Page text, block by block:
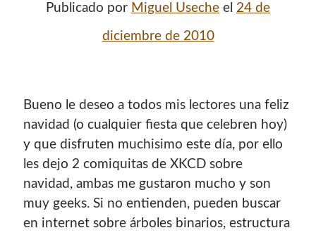
Publicado por Miguel Useche el 24 de
diciembre de 2010
Bueno le deseo a todos mis lectores una feliz
navidad (o cualquier fiesta que celebren hoy)
y que disfruten muchisimo este día, por ello
les dejo 2 comiquitas de XKCD sobre
navidad, ambas me gustaron mucho y son
muy geeks. Si no entienden, pueden buscar
en internet sobre árboles binarios, estructura